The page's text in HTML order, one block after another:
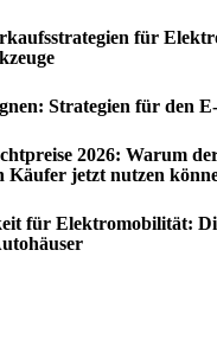
für
Strategien für den
2026: Warum
Käufer jetzt nutzen
für Elektromobilität: